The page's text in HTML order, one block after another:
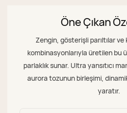
Öne Çıkan
Zengin, gösterişli parıltılar ve
kombinasyonlarıyla üretilen bu
parlaklık sunar. Ultra yansıtıcı
aurora tozunun birleşimi,
yaratır.